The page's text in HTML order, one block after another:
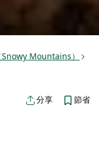
Mountains）
分享 節省